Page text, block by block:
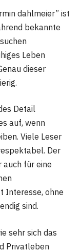
dahlmeier” ist
bekannte
Leben
dieser
Detail
auf, wenn
Viele Leser
Der
auch für eine
Interesse, ohne
sind.
sehr sich das
Privatleben